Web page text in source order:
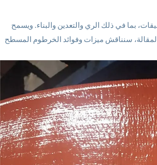
من التطبيقات، بما في ذلك الري والتعدين والبناء. ويسمح
المقالة، سنناقش ميزات وفوائد الخرطوم المسطح